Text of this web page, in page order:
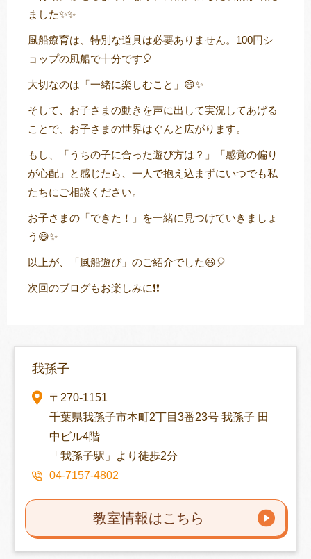
ました✨✨
風船療育は、特別な道具は必要ありません。100円シ
ョップの風船で十分です🎈
大切なのは「一緒に楽しむこと」😄✨
そして、お子さまの動きを声に出して実況してあげる
ことで、お子さまの世界はぐんと広がります。
もし、「うちの子に合った遊び方は？」「感覚の偏り
が心配」と感じたら、一人で抱え込まずにいつでも私
たちにご相談ください。
お子さまの「できた！」を一緒に見つけていきましょ
う😄✨
以上が、「風船遊び」のご紹介でした😃🎈
次回のブログもお楽しみに❗❗
我孫子
〒270-1151
千葉県我孫子市本町2丁目3番23号 我孫子 田
中ビル4階
「我孫子駅」より徒歩2分
04-7157-4802
教室情報はこちら